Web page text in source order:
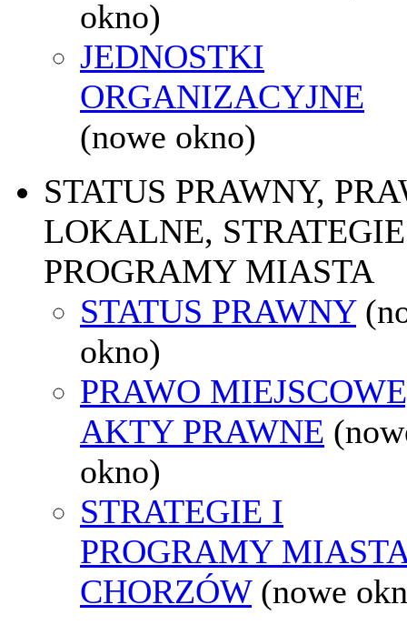
okno)
JEDNOSTKI
ORGANIZACYJNE
(nowe okno)
STATUS PRAWNY,
LOKALNE,
PROGRAMY MIASTA
STATUS PRAWNY
okno)
PRAWO
AKTY PRAWNE
okno)
STRATEGIE I
PROGRAMY
CHORZÓW (nowe